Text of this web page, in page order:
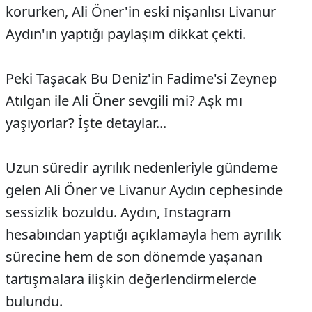
korurken, Ali Öner'in eski nişanlısı Livanur
Aydın'ın yaptığı paylaşım dikkat çekti.
Peki Taşacak Bu Deniz'in Fadime'si Zeynep
Atılgan ile Ali Öner sevgili mi? Aşk mı
yaşıyorlar? İşte detaylar...
Uzun süredir ayrılık nedenleriyle gündeme
gelen Ali Öner ve Livanur Aydın cephesinde
sessizlik bozuldu. Aydın, Instagram
hesabından yaptığı açıklamayla hem ayrılık
sürecine hem de son dönemde yaşanan
tartışmalara ilişkin değerlendirmelerde
bulundu.